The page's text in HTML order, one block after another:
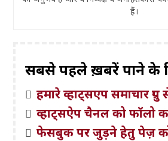
हैं।
सबसे पहले ख़बरें पाने के
हमारे व्हाट्सएप समाचार
व्हाट्सऐप चैनल को फॉलो
फेसबुक पर जुड़ने हेतु पेज़